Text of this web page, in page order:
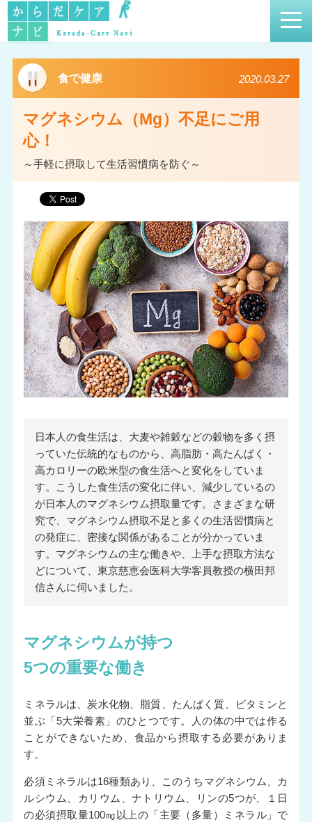
食で健康 2020.03.27
マグネシウム（Mg）不足にご用
心！
～手軽に摂取して生活習慣病を防ぐ～
日本人の食生活は、大麦や雑穀などの穀物を多く摂
っていた伝統的なものから、高脂肪・高たんぱく・
高カロリーの欧米型の食生活へと変化をしていま
す。こうした食生活の変化に伴い、減少しているの
が日本人のマグネシウム摂取量です。さまざまな研
究で、マグネシウム摂取不足と多くの生活習慣病と
の発症に、密接な関係があることが分かっていま
す。マグネシウムの主な働きや、上手な摂取方法な
どについて、東京慈恵会医科大学客員教授の横田邦
信さんに伺いました。
マグネシウムが持つ
5つの重要な働き
ミネラルは、炭水化物、脂質、たんぱく質、ビタミンと
並ぶ「5大栄養素」のひとつです。人の体の中では作る
ことができないため、食品から摂取する必要がありま
す。
必須ミネラルは16種類あり、このうちマグネシウム、カ
ルシウム、カリウム、ナトリウム、リンの5つが、１日
の必須摂取量100㎎以上の「主要（多量）ミネラル」で